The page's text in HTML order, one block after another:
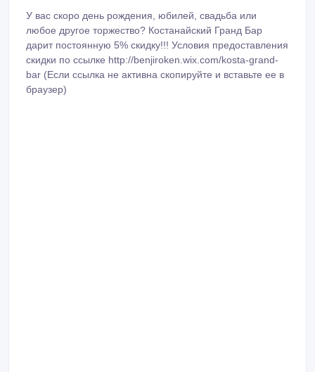
У вас скоро день рождения, юбилей, свадьба или
любое другое торжество? Костанайский Гранд Бар
дарит постоянную 5% скидку!!! Условия предоставления
скидки по ссылке http://benjiroken.wix.com/kosta-grand-
bar (Если ссылка не активна скопируйте и вставьте ее в
браузер)